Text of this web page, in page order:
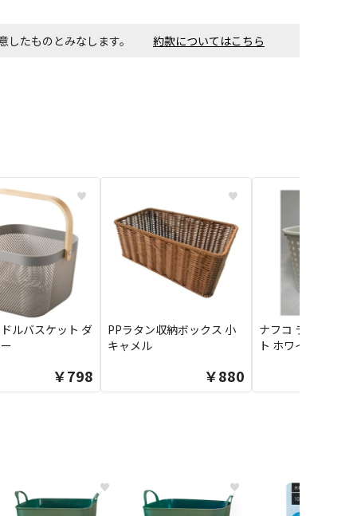
意したものとみなします。 約款についてはこちら
♥
ルバスケット ダ
￥798
♥
PPラタン収納ボックス 小
キャメル
￥880
ナフコ ランドリー
ト ホワイト L
♥ ♥